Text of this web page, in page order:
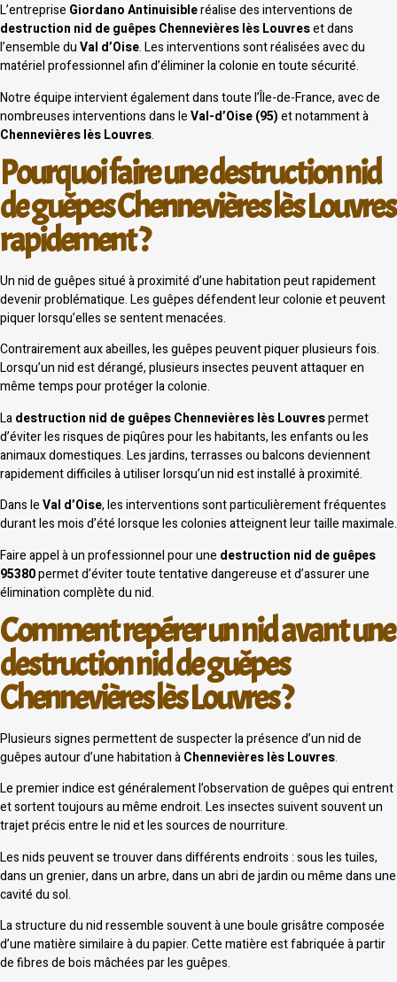
L’entreprise Giordano Antinuisibleréalise des interventions de
destruction nid de guêpes Chennevières lès Louvreset dans
l’ensemble duVal d’Oise. Les interventions sont réalisées avec du
matériel professionnel afin d’éliminer la colonie en toute sécurité.
Notre équipe intervient également dans toute l’Île-de-France, avec de
nombreuses interventions dans leVal-d’Oise (95)et notamment à
Chennevières lès Louvres.
Pourquoi faire une destruction nid
de guêpes Chennevières lès Louvres
rapidement ?
Un nid de guêpes situé à proximité d’une habitation peut rapidement
devenir problématique. Les guêpes défendent leur colonie et peuvent
piquer lorsqu’elles se sentent menacées.
Contrairement aux abeilles, les guêpes peuvent piquer plusieurs fois.
Lorsqu’un nid est dérangé, plusieurs insectes peuvent attaquer en
même temps pour protéger la colonie.
Ladestruction nid de guêpes Chennevières lès Louvrespermet
d’éviter les risques de piqûres pour les habitants, les enfants ou les
animaux domestiques. Les jardins, terrasses ou balcons deviennent
rapidement difficiles à utiliser lorsqu’un nid est installé à proximité.
Dans leVal d’Oise, les interventions sont particulièrement fréquentes
durant les mois d’été lorsque les colonies atteignent leur taille maximale.
Faire appel à un professionnel pour une destruction nid de guêpes
95380permet d’éviter toute tentative dangereuse et d’assurer une
élimination complète du nid.
Comment repérer un nid avant une
destruction nid de guêpes
Chennevières lès Louvres ?
Plusieurs signes permettent de suspecter la présence d’un nid de
guêpes autour d’une habitation àChennevières lès Louvres.
Le premier indice est généralement l’observation de guêpes qui entrent
et sortent toujours au même endroit. Les insectes suivent souvent un
trajet précis entre le nid et les sources de nourriture.
Les nids peuvent se trouver dans différents endroits : sous les tuiles,
dans un grenier, dans un arbre, dans un abri de jardin ou même dans une
cavité du sol.
La structure du nid ressemble souvent à une boule grisâtre composée
d’une matière similaire à du papier. Cette matière est fabriquée à partir
de fibres de bois mâchées par les guêpes.